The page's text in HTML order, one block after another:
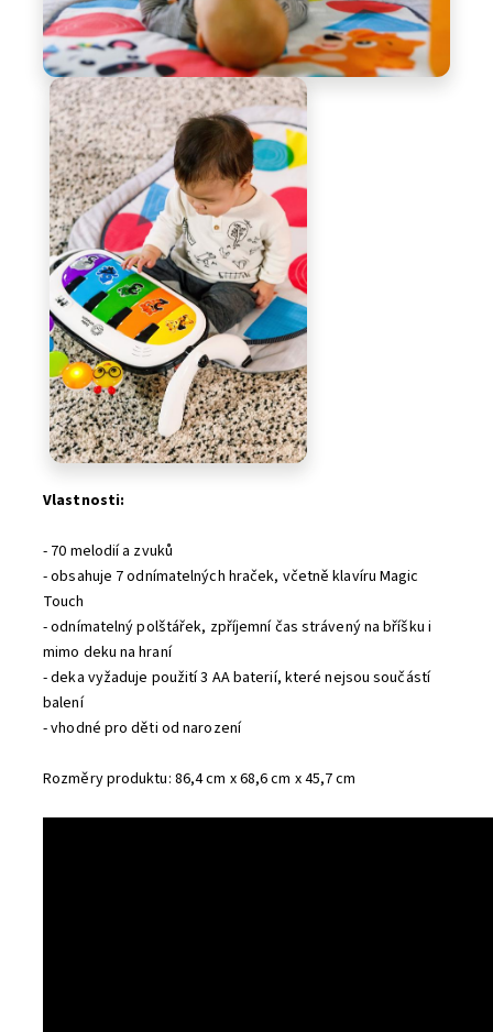
Vlastnosti:
- 70 melodií a zvuků
- obsahuje 7 odnímatelných hraček, včetně klavíru Magic
Touch
- odnímatelný polštářek, zpříjemní čas strávený na bříšku i
mimo deku na hraní
- deka vyžaduje použití 3 AA baterií, které nejsou součástí
balení
- vhodné pro děti od narození
Rozměry produktu: 86,4 cm x 68,6 cm x 45,7 cm